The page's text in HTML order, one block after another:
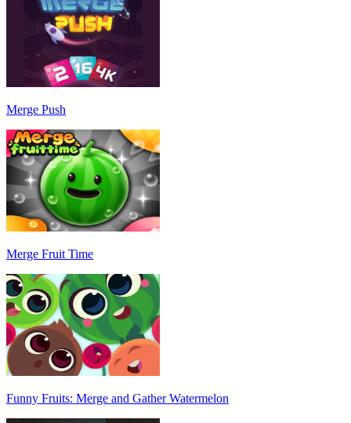
Merge Push
Merge Fruit Time
Funny Fruits: Merge and Gather Watermelon